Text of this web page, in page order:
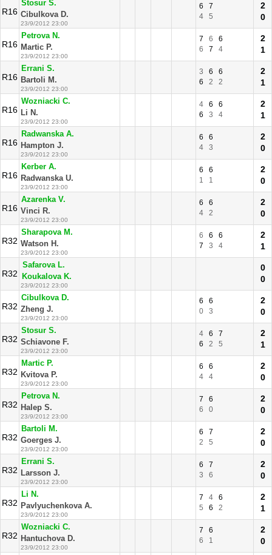
R16
Stosur S.
Cibulkova D.
23/9/2012 23:00
6
7
4
5
2
0
R16
Petrova N.
Martic P.
23/9/2012 23:00
7 6
6
6
7 4
2
1
R16
Errani S.
Bartoli M.
23/9/2012 23:00
3 6
6
6
2 2
2
1
R16
Wozniacki C.
Li N.
23/9/2012 23:00
4 6
6
6
3 4
2
1
R16
Radwanska A.
Hampton J.
23/9/2012 23:00
6
6
4
3
2
0
R16
Kerber A.
Radwanska U.
23/9/2012 23:00
6
6
1
1
2
0
R16
Azarenka V.
Vinci R.
23/9/2012 23:00
6
6
4
2
2
0
R32
Sharapova M.
Watson H.
23/9/2012 23:00
6 6
6
7
3 4
2
1
R32
Safarova L.
Koukalova K.
23/9/2012 23:00
0
0
R32
Cibulkova D.
Zheng J.
23/9/2012 23:00
6
6
0
3
2
0
R32
Stosur S.
Schiavone F.
23/9/2012 23:00
4 6
7
6
2 5
2
1
R32
Martic P.
Kvitova P.
23/9/2012 23:00
6
6
4
4
2
0
R32
Petrova N.
Halep S.
23/9/2012 23:00
7
6
6
0
2
0
R32
Bartoli M.
Goerges J.
23/9/2012 23:00
6
7
2
5
2
0
R32
Errani S.
Larsson J.
23/9/2012 23:00
6
7
3
6
2
0
R32
Li N.
Pavlyuchenkova A.
23/9/2012 23:00
7 4
6
5
6 2
2
1
R32
Wozniacki C.
Hantuchova D.
23/9/2012 23:00
7
6
6
1
2
0